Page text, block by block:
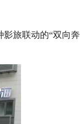
旅联动的“双向奔